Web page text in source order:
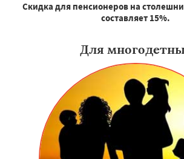
Скидка для пенсионеров на
составляет 15%.
Для